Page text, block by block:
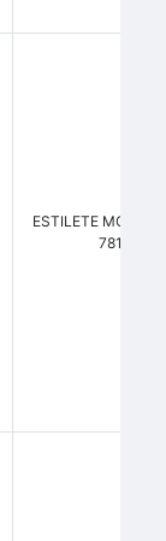
ESTILETE
781